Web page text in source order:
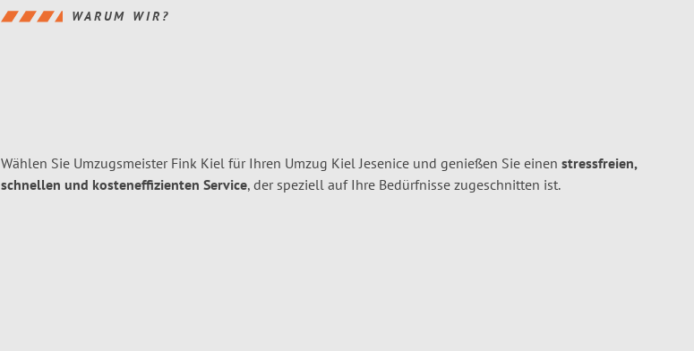
WARUM WIR?
Wählen Sie Umzugsmeister Fink Kiel für Ihren Umzug Kiel Jesenice und genießen Sie einen stressfreien,
schnellen und kosteneffizienten Service, der speziell auf Ihre Bedürfnisse zugeschnitten ist.